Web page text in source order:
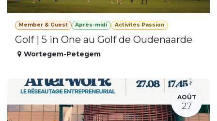
Member & Guest Après-midi Activités Passion
Golf | 5 in One au Golf de Oudenaarde
Wortegem-Petegem
AOÛT
27